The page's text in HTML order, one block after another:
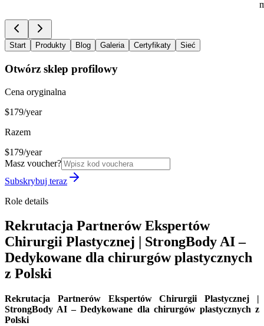
Start Produkty Blog Galeria Certyfikaty Sieć
Otwórz sklep profilowy
Cena oryginalna
$179/year
Razem
$179/year
Masz voucher?
Subskrybuj teraz
Role details
Rekrutacja Partnerów Ekspertów
Chirurgii Plastycznej | StrongBody AI –
Dedykowane dla chirurgów plastycznych
z Polski
Rekrutacja Partnerów Ekspertów Chirurgii Plastycznej |
StrongBody AI – Dedykowane dla chirurgów plastycznych z
Polski